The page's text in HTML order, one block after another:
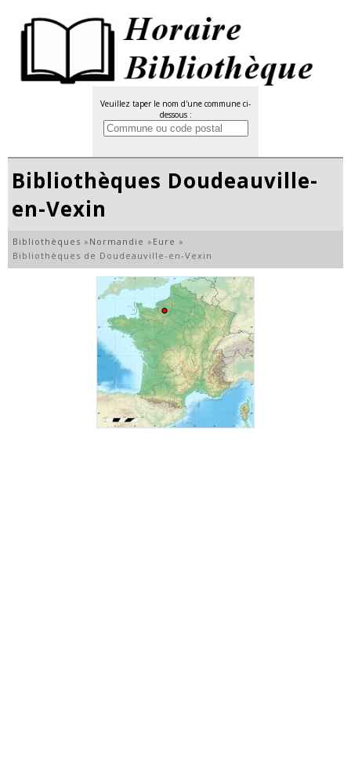
Veuillez taper le nom d'une commune ci-
dessous :
Bibliothèques Doudeauville-
en-Vexin
Bibliothèques » Normandie » Eure »
Bibliothèques de Doudeauville-en-Vexin